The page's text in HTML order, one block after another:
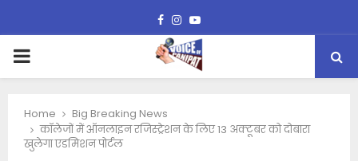
Facebook
Instagram
Youtube
PRIMARY
Home
Big Breaking News
कॉलेजों में ऑनलाइन रजिस्ट्रेशन के लिए 13 अक्टूबर को दोबारा
खुलेगा एडमिशन पोर्टल